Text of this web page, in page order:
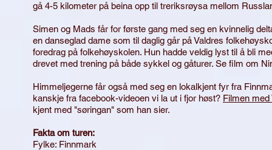
gå 4-5 kilometer på beina opp til treriksrøysa mellom
Simen og Mads får for første gang med seg en kvinnelig
en danseglad dame som til daglig går på Valdres
foredrag på folkehøyskolen. Hun hadde veldig lyst til å bli
drevet med trening på både sykkel og gåturer. Se film om
Himmeljegerne får også med seg en lokalkjent fyr fra
kanskje fra facebook-videoen vi la ut i fjor høst? Filmen
kjent med "søringan" som han sier.
Fakta om turen:
Fylke: Finnmark